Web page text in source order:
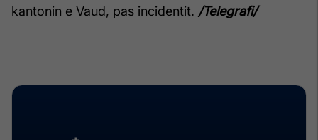
kantonin e Vaud, pas incidentit. /Telegrafi/